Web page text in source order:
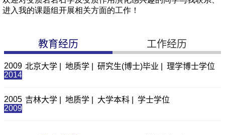
教育经历 工作经历
2009
2014
北京大学 | 地质学 | 研究生(博士)毕业 | 理学博士学位
2005
2009
吉林大学 | 地质学 | 大学本科 | 学士学位